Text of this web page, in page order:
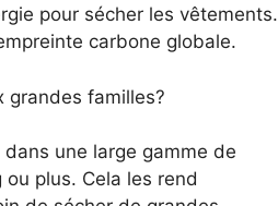
pour sécher les vêtements.
carbone globale.
grandes familles?
une large gamme de
plus. Cela les rend